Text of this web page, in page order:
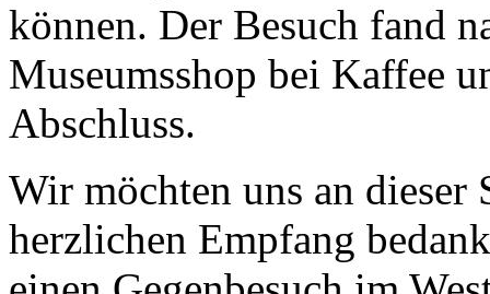
können. Der Besuch fand
Museumsshop bei Kaffee
Abschluss.
Wir möchten uns an dieser
herzlichen Empfang